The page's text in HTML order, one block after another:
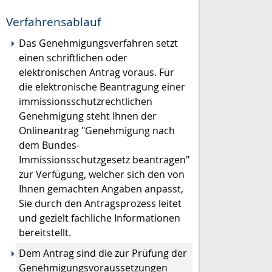
Verfahrensablauf
Das Genehmigungsverfahren setzt
einen schriftlichen oder
elektronischen Antrag voraus. Für
die elektronische Beantragung einer
immissionsschutzrechtlichen
Genehmigung steht Ihnen der
Onlineantrag "Genehmigung nach
dem Bundes-
Immissionsschutzgesetz beantragen"
zur Verfügung, welcher sich den von
Ihnen gemachten Angaben anpasst,
Sie durch den Antragsprozess leitet
und gezielt fachliche Informationen
bereitstellt.
Dem Antrag sind die zur Prüfung der
Genehmigungsvoraussetzungen